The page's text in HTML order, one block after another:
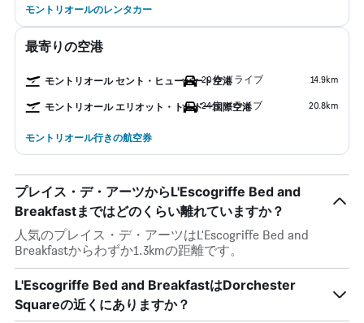
モントリオールのレンタカー
最寄りの空港
モントリオール セント・ヒューバート空港20分 ドライブ 14.9km
モントリオール エリオット・トルドー国際空港
24分 ドライブ 20.8km
モントリオール行きの航空券
プレイス・デ・アーツからL'Escogriffe Bed and
Breakfastまではどのくらい離れていますか？
人気のプレイス・デ・アーツはL'Escogriffe Bed and
Breakfastからわずか1.3kmの距離です。
L'Escogriffe Bed and BreakfastはDorchester
Squareの近くにありますか？